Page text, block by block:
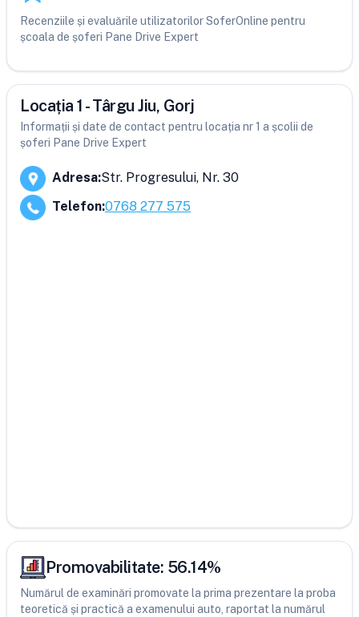
Recenziile și evaluările utilizatorilor SoferOnline pentru
școala de șoferi Pane Drive Expert
Locația 1 - Târgu Jiu, Gorj
Informații și date de contact pentru locația nr 1 a școlii de
șoferi Pane Drive Expert
Adresa:Str. Progresului, Nr. 30
Telefon:0768 277 575
Promovabilitate: 56.14%
Numărul de examinări promovate la prima prezentare la proba
teoretică și practică a examenului auto, raportat la numărul